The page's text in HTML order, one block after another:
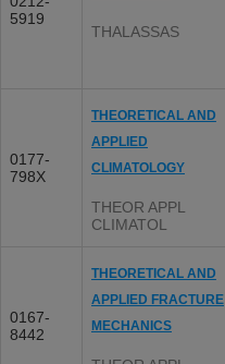
5919
THALASSAS
0177-
798X
THEORETICAL AND
APPLIED
CLIMATOLOGY
THEOR APPL
CLIMATOL
0167-
8442
THEORETICAL AND
APPLIED FRACTURE
MECHANICS